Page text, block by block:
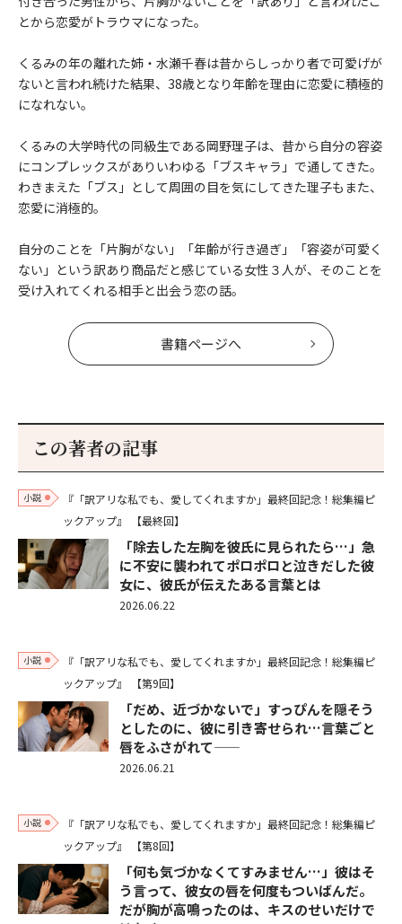
とから恋愛がトラウマになった。
くるみの年の離れた姉・水瀬千春は昔からしっかり者で可愛げが
ないと言われ続けた結果、38歳となり年齢を理由に恋愛に積極的
になれない。
くるみの大学時代の同級生である岡野理子は、昔から自分の容姿
にコンプレックスがありいわゆる「ブスキャラ」で通してきた。
わきまえた「ブス」として周囲の目を気にしてきた理子もまた、
恋愛に消極的。
自分のことを「片胸がない」「年齢が行き過ぎ」「容姿が可愛く
ない」という訳あり商品だと感じている女性３人が、そのことを
受け入れてくれる相手と出会う恋の話。
書籍ページへ
この著者の記事
小説
『「訳アリな私でも、愛してくれますか」最終回記念！総集編ピ
ックアップ』
【最終回】
「除去した左胸を彼氏に見られたら…」急
に不安に襲われてポロポロと泣きだした彼
女に、彼氏が伝えたある言葉とは
2026.06.22
小説
『「訳アリな私でも、愛してくれますか」最終回記念！総集編ピ
ックアップ』
【第9回】
「だめ、近づかないで」すっぴんを隠そう
としたのに、彼に引き寄せられ…言葉ごと
唇をふさがれて——
2026.06.21
小説
『「訳アリな私でも、愛してくれますか」最終回記念！総集編ピ
ックアップ』
【第8回】
「何も気づかなくてすみません…」彼はそ
う言って、彼女の唇を何度もついばんだ。
だが胸が高鳴ったのは、キスのせいだけで